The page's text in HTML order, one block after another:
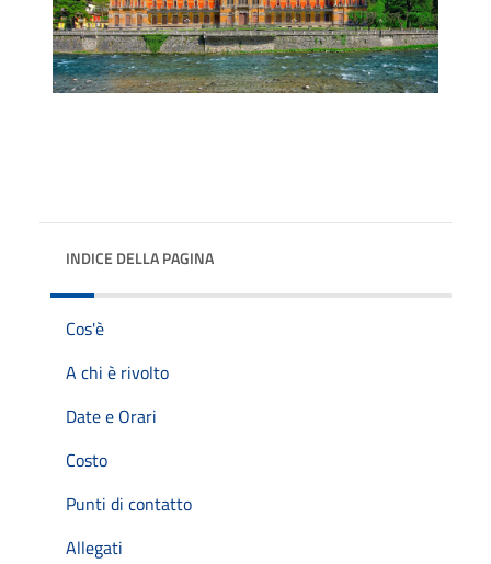
INDICE DELLA PAGINA
Cos'è
A chi è rivolto
Date e Orari
Costo
Punti di contatto
Allegati